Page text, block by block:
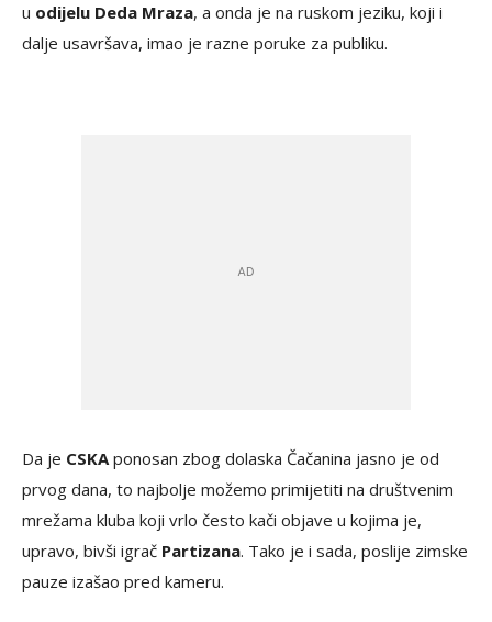
u odijelu Deda Mraza, a onda je na ruskom jeziku, koji i
dalje usavršava, imao je razne poruke za publiku.
Da je CSKAponosan zbog dolaska Čačanina jasno je od
prvog dana, to najbolje možemo primijetiti na društvenim
mrežama kluba koji vrlo često kači objave u kojima je,
upravo, bivši igrač Partizana. Tako je i sada, poslije zimske
pauze izašao pred kameru.